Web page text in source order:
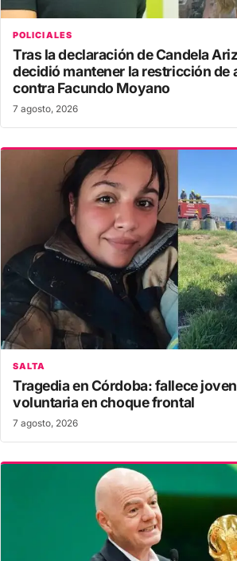
POLICIALES
Tras la declaración de Candela
decidió mantener la restricción de
contra Facundo Moyano
7 agosto, 2026
SALTA
Tragedia en Córdoba: fallece
voluntaria en choque frontal
7 agosto, 2026